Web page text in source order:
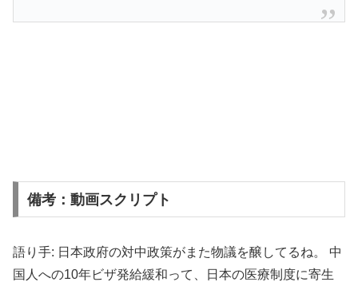
備考：動画スクリプト
語り手: 日本政府の対中政策がまた物議を醸してるね。 中
国人への10年ビザ発給緩和って、日本の医療制度に寄生